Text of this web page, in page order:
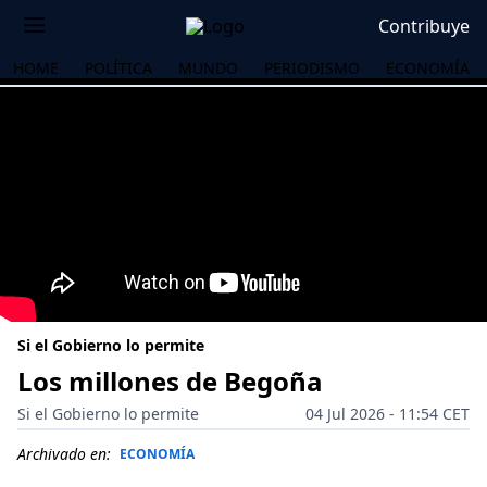
Contribuye
HOME POLÍTICA MUNDO PERIODISMO ECONOMÍA
Si el Gobierno lo permite
Los millones de Begoña
Si el Gobierno lo permite
04 Jul 2026 - 11:54 CET
Archivado en: ECONOMÍA